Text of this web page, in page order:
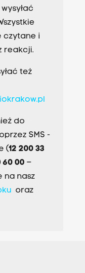
czytane i
reakcji.
też
do
SMS -
(12 200 33
60 00 –
na nasz
oraz